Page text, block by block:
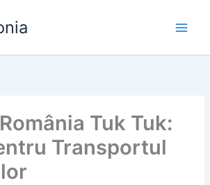
Tuk Tuk:
Transportul